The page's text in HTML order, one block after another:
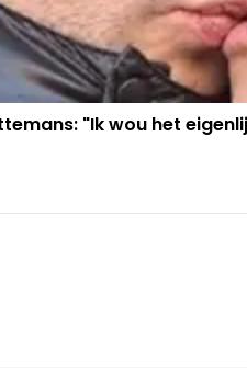
"Ik wou het